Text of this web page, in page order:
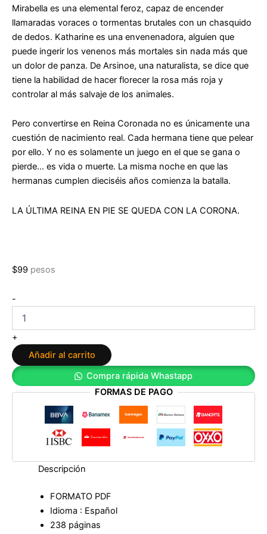
Mirabella es una elemental feroz, capaz de encender
llamaradas voraces o tormentas brutales con un chasquido
de dedos. Katharine es una envenenadora, alguien que
puede ingerir los venenos más mortales sin nada más que
un dolor de panza. De Arsinoe, una naturalista, se dice que
tiene la habilidad de hacer florecer la rosa más roja y
controlar al más salvaje de los animales.
Pero convertirse en Reina Coronada no es únicamente una
cuestión de nacimiento real. Cada hermana tiene que pelear
por ello. Y no es solamente un juego en el que se gana o
pierde… es vida o muerte. La misma noche en que las
hermanas cumplen dieciséis años comienza la batalla.
LA ÚLTIMA REINA EN PIE SE QUEDA CON LA CORONA.
$99 pesos
-
coronas
oscuras
de
Kendare
Blake
cantidad
+
Añadir al carrito
Compra rápida Whastapp
FORMAS DE PAGO
Descripción
FORMATO PDF
Idioma : Español
238 páginas